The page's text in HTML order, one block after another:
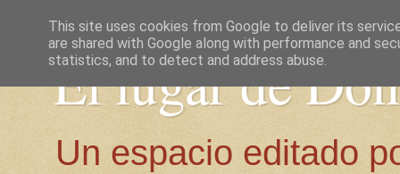
El lugar de
Un espacio editado
This site uses cookies from Google to deliver its
are shared with Google along with performance and
statistics, and to detect and address abuse.